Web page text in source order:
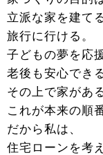
立派な家を建て
旅行に行ける。
子どもの夢を応
老後も安心できる
その上で家がある
これが本来の順
だから私は、
住宅ローンを考